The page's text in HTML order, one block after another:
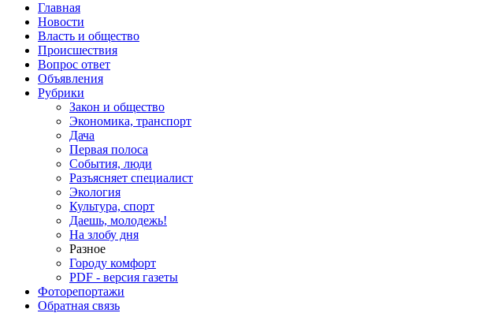
Главная
Новости
Власть и общество
Происшествия
Вопрос ответ
Объявления
Рубрики
Закон и общество
Экономика, транспорт
Дача
Первая полоса
События, люди
Разъясняет специалист
Экология
Культура, спорт
Даешь, молодежь!
На злобу дня
Разное
Городу комфорт
PDF - версия газеты
Фоторепортажи
Обратная связь